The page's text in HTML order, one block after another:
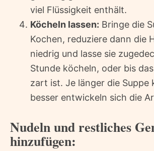
viel Flüssigkeit enthält.
Köcheln lassen: Bringe die
Kochen, reduziere dann die
niedrig und lasse sie
Stunde köcheln, oder bis
zart ist. Je länger die Suppe
besser entwickeln sich die
Nudeln und restliches
hinzufügen: